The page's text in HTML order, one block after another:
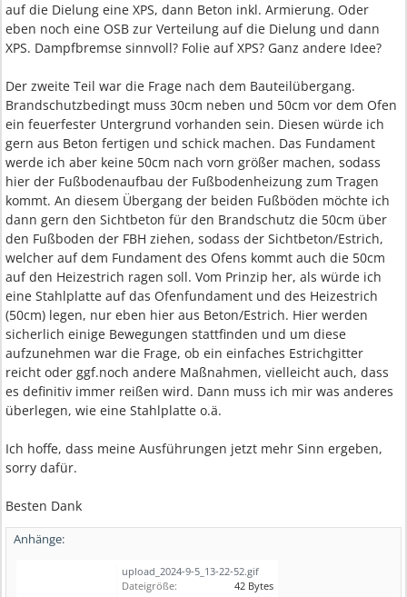
auf die Dielung eine XPS, dann Beton inkl. Armierung. Oder
eben noch eine OSB zur Verteilung auf die Dielung und dann
XPS. Dampfbremse sinnvoll? Folie auf XPS? Ganz andere Idee?
Der zweite Teil war die Frage nach dem Bauteilübergang.
Brandschutzbedingt muss 30cm neben und 50cm vor dem Ofen
ein feuerfester Untergrund vorhanden sein. Diesen würde ich
gern aus Beton fertigen und schick machen. Das Fundament
werde ich aber keine 50cm nach vorn größer machen, sodass
hier der Fußbodenaufbau der Fußbodenheizung zum Tragen
kommt. An diesem Übergang der beiden Fußböden möchte ich
dann gern den Sichtbeton für den Brandschutz die 50cm über
den Fußboden der FBH ziehen, sodass der Sichtbeton/Estrich,
welcher auf dem Fundament des Ofens kommt auch die 50cm
auf den Heizestrich ragen soll. Vom Prinzip her, als würde ich
eine Stahlplatte auf das Ofenfundament und des Heizestrich
(50cm) legen, nur eben hier aus Beton/Estrich. Hier werden
sicherlich einige Bewegungen stattfinden und um diese
aufzunehmen war die Frage, ob ein einfaches Estrichgitter
reicht oder ggf.noch andere Maßnahmen, vielleicht auch, dass
es definitiv immer reißen wird. Dann muss ich mir was anderes
überlegen, wie eine Stahlplatte o.ä.
Ich hoffe, dass meine Ausführungen jetzt mehr Sinn ergeben,
sorry dafür.
Besten Dank
Anhänge:
upload_2024-9-5_13-22-52.gif
Dateigröße:
42 Bytes